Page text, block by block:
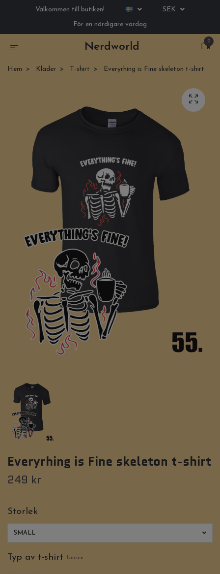
Välkommen till butiken!
SEK
För en nördigare vardag
Nerdworld
0
Hem Kläder T-shirt Everyrhing is Fine skeleton t-shirt
Everyrhing is Fine skeleton t-shirt
249 kr
Storlek
SMALL
Typ av t-shirt Unisex